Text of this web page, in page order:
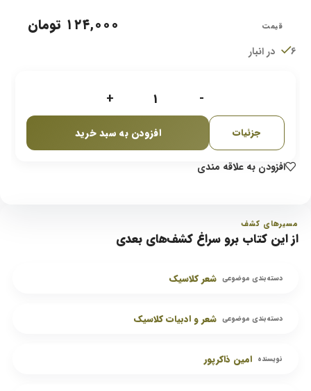
۱۲۴,۰۰۰ تومان
6 در انبار
-
+
جزئیات افزودن به سبد خرید
افزودن به علاقه مندی
مسیرهای کشف
از این کتاب برو سراغ کشف‌های بعدی
دسته‌بندی موضوعی شعر کلاسیک
دسته‌بندی موضوعی شعر و ادبیات کلاسیک
نویسنده امین ذاکرپور